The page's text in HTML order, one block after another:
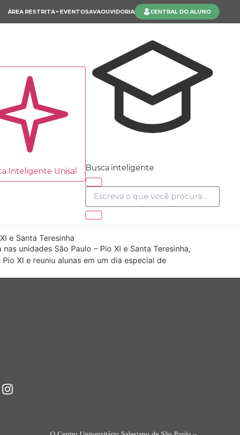
ÁREA RESTRITA EVENTOSAVAOUVIDORIA CENTRAL DO ALUNO
Inteligente Unisal Busca inteligente
e Santa Teresinha
unidades São Paulo – Pio XI e Santa Teresinha,
XI e reuniu alunas em um dia especial de